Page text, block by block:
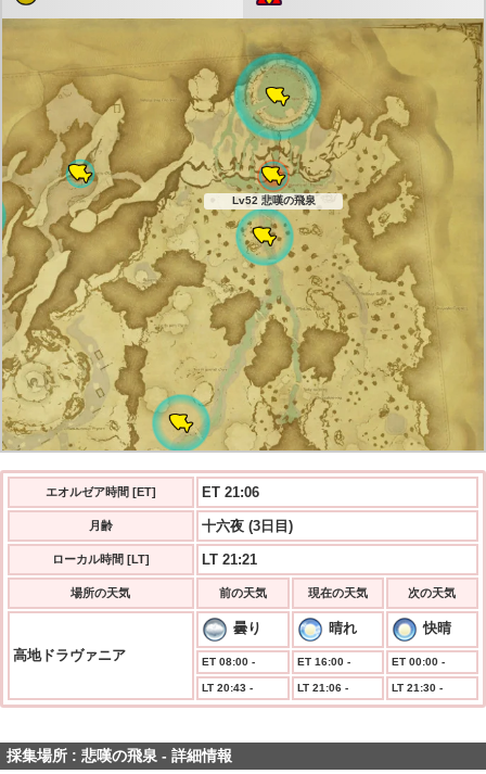
Lv52 悲嘆の飛泉
エオルゼア時間 [ET] ET 21:07
月齢 十六夜 (3日目)
ローカル時間 [LT] LT 21:21
場所の天気 前の天気 現在の天気 次の天気
高地ドラヴァニア
曇り 晴れ 快晴
ET 08:00 - ET 16:00 - ET 00:00 -
LT 20:43 - LT 21:06 - LT 21:30 -
採集場所 : 悲嘆の飛泉 - 詳細情報